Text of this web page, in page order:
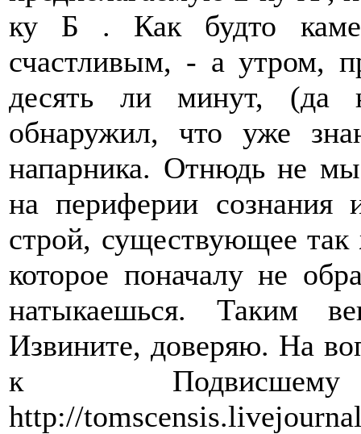
ку Б . Как будто
счастливым, - а утром,
десять ли минут, (да
обнаружил, что уже
напарника. Отнюдь не
на периферии
строй, существующее
которое поначалу не
натыкаешься. Таким
Извините, доверяю. На
к
http://